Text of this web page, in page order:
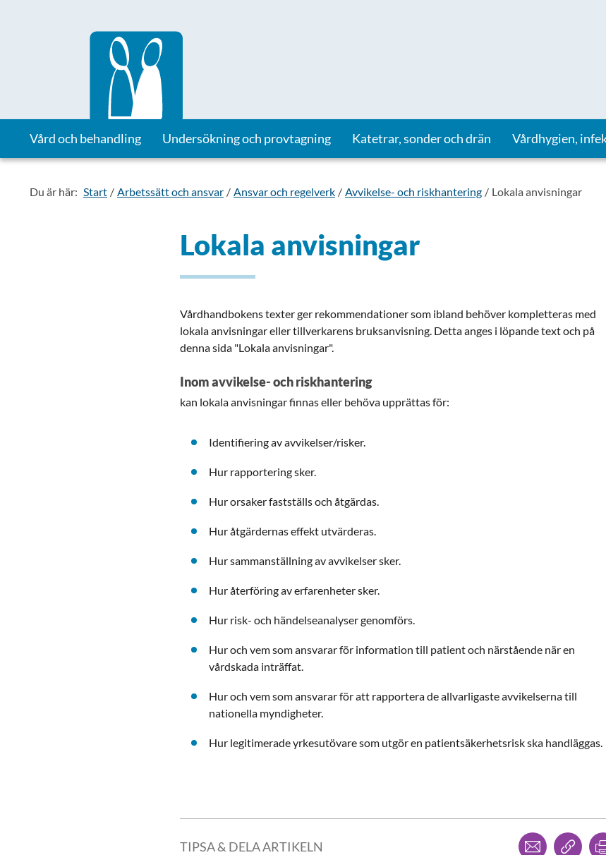
Till startsidan för Vårdhandboken
Vård och behandling Undersökning och provtagning Katetrar, sonder och drän Vårdhygien,
Du är här: Start Arbetssätt och ansvar Ansvar och regelverk Avvikelse- och riskhantering Lokala anvisningar
Lokala anvisningar
Vårdhandbokens texter ger rekommendationer som ibland behöver kompletteras med
lokala anvisningar eller tillverkarens bruksanvisning. Detta anges i löpande text och på
denna sida "Lokala anvisningar".
Inom avvikelse- och riskhantering
kan lokala anvisningar finnas eller behöva upprättas för:
Identifiering av avvikelser/risker.
Hur rapportering sker.
Hur orsaker fastställs och åtgärdas.
Hur åtgärdernas effekt utvärderas.
Hur sammanställning av avvikelser sker.
Hur återföring av erfarenheter sker.
Hur risk- och händelseanalyser genomförs.
Hur och vem som ansvarar för information till patient och närstående när en
vårdskada inträffat.
Hur och vem som ansvarar för att rapportera de allvarligaste avvikelserna till
nationella myndigheter.
Hur legitimerade yrkesutövare som utgör en patientsäkerhetsrisk ska handläggas.
TIPSA & DELA ARTIKELN
Dela via